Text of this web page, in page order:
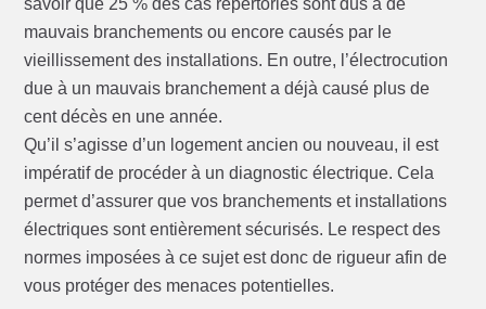
savoir que 25 % des cas répertoriés sont dus à de
mauvais branchements ou encore causés par le
vieillissement des installations. En outre, l’électrocution
due à un mauvais branchement a déjà causé plus de
cent décès en une année.
Qu’il s’agisse d’un logement ancien ou nouveau, il est
impératif de procéder à un diagnostic électrique. Cela
permet d’assurer que vos branchements et installations
électriques sont entièrement sécurisés. Le respect des
normes imposées à ce sujet est donc de rigueur afin de
vous protéger des menaces potentielles.